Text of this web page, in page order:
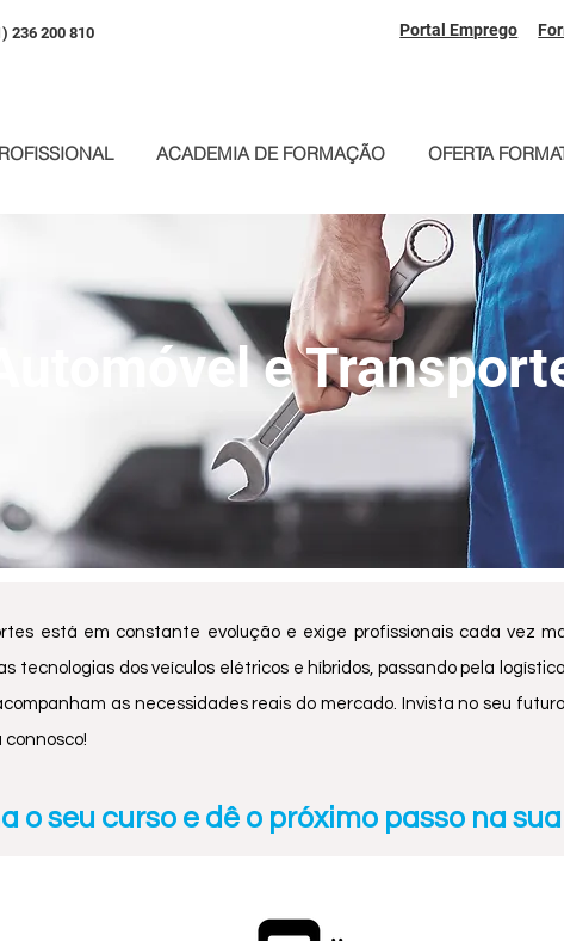
236 200 810 Portal Emprego
ACADEMIA DE FORMAÇÃO OFERTA
Automóvel e
está em constante evolução e exige profissionais cada vez
tecnologias dos veículos elétricos e híbridos, passando pela
as necessidades reais do mercado. Invista no seu
connosco!
o seu curso e dê o próximo passo na